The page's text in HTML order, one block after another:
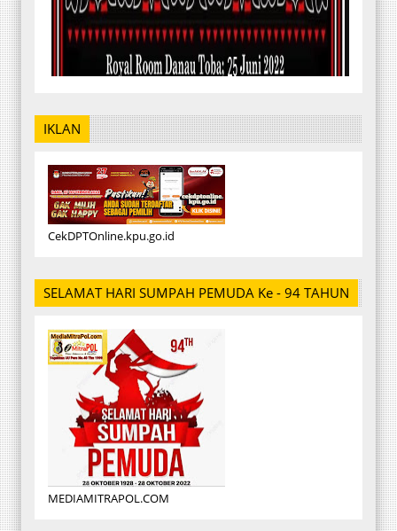
IKLAN
CekDPTOnline.kpu.go.id
SELAMAT HARI SUMPAH PEMUDA Ke - 94 TAHUN
MEDIAMITRAPOL.COM